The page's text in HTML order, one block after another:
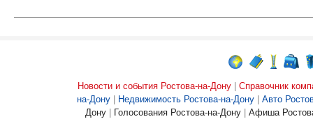
Новости и события Ростова-на-Дону
Справочник
на-Дону
Недвижимость Ростова-на-Дону
Авто
Дону
Голосования Ростова-на-Дону Афиша